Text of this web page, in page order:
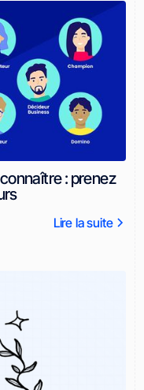
: prenez
Lire la suite